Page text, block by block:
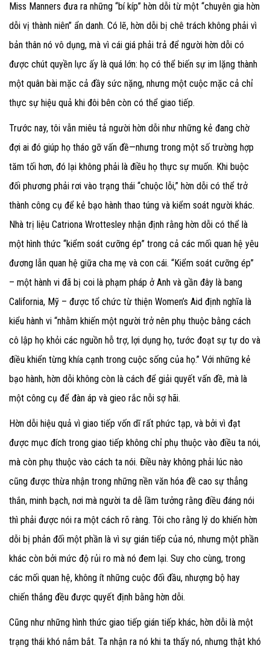
Miss Manners đưa ra những “bí kíp” hờn dỗi từ một “chuyên gia hờn
dỗi vị thành niên” ẩn danh. Có lẽ, hờn dỗi bị chê trách không phải vì
bản thân nó vô dụng, mà vì cái giá phải trả để người hờn dỗi có
được chút quyền lực ấy là quá lớn: họ có thể biến sự im lặng thành
một quân bài mặc cả đầy sức nặng, nhưng một cuộc mặc cả chỉ
thực sự hiệu quả khi đôi bên còn có thể giao tiếp.
Trước nay, tôi vẫn miêu tả người hờn dỗi như những kẻ đang chờ
đợi ai đó giúp họ tháo gỡ vấn đề—nhưng trong một số trường hợp
tăm tối hơn, đó lại không phải là điều họ thực sự muốn. Khi buộc
đối phương phải rơi vào trạng thái “chuộc lỗi,” hờn dỗi có thể trở
thành công cụ để kẻ bạo hành thao túng và kiểm soát người khác.
Nhà trị liệu Catriona Wrottesley nhận định rằng hờn dỗi có thể là
một hình thức “kiểm soát cưỡng ép” trong cả các mối quan hệ yêu
đương lẫn quan hệ giữa cha mẹ và con cái. “Kiểm soát cưỡng ép”
– một hành vi đã bị coi là phạm pháp ở Anh và gần đây là bang
California, Mỹ – được tổ chức từ thiện Women’s Aid định nghĩa là
kiểu hành vi “nhằm khiến một người trở nên phụ thuộc bằng cách
cô lập họ khỏi các nguồn hỗ trợ, lợi dụng họ, tước đoạt sự tự do và
điều khiển từng khía cạnh trong cuộc sống của họ.” Với những kẻ
bạo hành, hờn dỗi không còn là cách để giải quyết vấn đề, mà là
một công cụ để đàn áp và gieo rắc nỗi sợ hãi.
Hờn dỗi hiệu quả vì giao tiếp vốn dĩ rất phức tạp, và bởi vì đạt
được mục đích trong giao tiếp không chỉ phụ thuộc vào điều ta nói,
mà còn phụ thuộc vào cách ta nói. Điều này không phải lúc nào
cũng được thừa nhận trong những nền văn hóa đề cao sự thẳng
thắn, minh bạch, nơi mà người ta dễ lầm tưởng rằng điều đáng nói
thì phải được nói ra một cách rõ ràng. Tôi cho rằng lý do khiến hờn
dỗi bị phản đối một phần là vì sự gián tiếp của nó, nhưng một phần
khác còn bởi mức độ rủi ro mà nó đem lại. Suy cho cùng, trong
các mối quan hệ, không ít những cuộc đối đầu, nhượng bộ hay
chiến thắng đều được quyết định bằng hờn dỗi.
Cũng như những hình thức giao tiếp gián tiếp khác, hờn dỗi là một
trạng thái khó nắm bắt. Ta nhận ra nó khi ta thấy nó, nhưng thật khó